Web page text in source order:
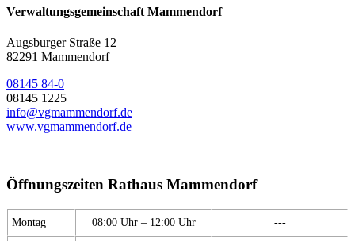
Verwaltungsgemeinschaft Mammendorf
Augsburger Straße 12
82291 Mammendorf
08145 84-0
08145 1225
info@vgmammendorf.de
www.vgmammendorf.de
Öffnungszeiten Rathaus Mammendorf
Montag 08:00 Uhr – 12:00 Uhr ---